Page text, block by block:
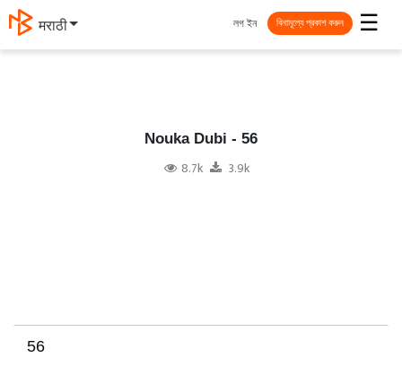
मराठी ☰
লগ ইন বিনামূল্যে প্রকাশ করুন
Nouka Dubi - 56
8.7k 3.9k
56